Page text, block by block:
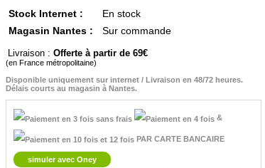
Stock Internet :
En stock
Magasin Nantes :
Sur commande
Livraison : Offerte à partir de 69
(en France métropolitaine)
Disponible uniquement sur internet / Livraison en 48/72 heures.
Délais courts au magasin à Nantes.
&
PAR CARTE BANCAIRE
simuler avec Oney